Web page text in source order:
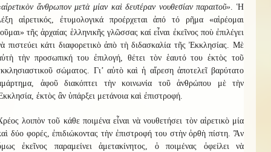
ἄνθρωπον μετὰ μίαν καὶ δευτέραν νουθεσίαν παραιτοῦ». Ἡ
αἱρετικός, ἐτυμολογικά προέρχεται ἀπό τό ρῆμα «αἱρέομαι
τῆς ἀρχαίας ἑλληνικῆς γλῶσσας καί εἶναι ἐκεῖνος ποὺ ἐπιλέγει
πιστεύει κάτι διαφορετικὸ ἀπὸ τὴ διδασκαλία τῆς Ἐκκλησίας. Μὲ
τὴν προσωπική του ἐπιλογή, θέτει τὸν ἑαυτό του ἐκτὸς τοῦ
σώματος. Γι’ αὐτὸ καὶ ἡ αἵρεση ἀποτελεῖ βαρύτατο
ἀφοῦ διακόπτει τὴν κοινωνία τοῦ ἀνθρώπου μὲ τὴν
ἐκτὸς ἂν ὑπάρξει μετάνοια καὶ ἐπιστροφή.
λοιπὸν τοῦ κάθε ποιμένα εἶναι νὰ νουθετήσει τὸν αἱρετικὸ μία
δύο φορές, ἐπιδιώκοντας τὴν ἐπιστροφή του στὴν ὀρθὴ πίστη. Ἂν
ἐκεῖνος παραμείνει ἀμετακίνητος, ὁ ποιμένας ὀφείλει νὰ